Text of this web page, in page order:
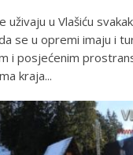
uživaju u Vlašiću
se u opremi imaju i
i posjećenim
kraja...